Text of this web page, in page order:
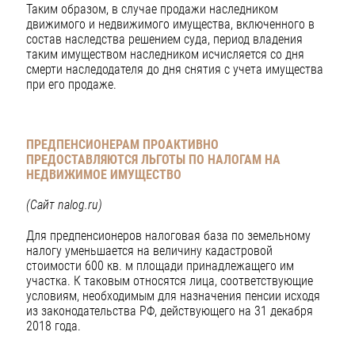
Таким образом, в случае продажи наследником
движимого и недвижимого имущества, включенного в
состав наследства решением суда, период владения
таким имуществом наследником исчисляется со дня
смерти наследодателя до дня снятия с учета имущества
при его продаже.
ПРЕДПЕНСИОНЕРАМ ПРОАКТИВНО
ПРЕДОСТАВЛЯЮТСЯ ЛЬГОТЫ ПО НАЛОГАМ НА
НЕДВИЖИМОЕ ИМУЩЕСТВО
(Сайт nalog.ru)
Для предпенсионеров налоговая база по земельному
налогу уменьшается на величину кадастровой
стоимости 600 кв. м площади принадлежащего им
участка. К таковым относятся лица, соответствующие
условиям, необходимым для назначения пенсии исходя
из законодательства РФ, действующего на 31 декабря
2018 года.